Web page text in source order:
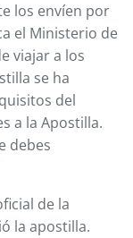
los envíen por
el Ministerio de
viajar a los
se ha
del
a la Apostilla.
debes
de la
la apostilla.